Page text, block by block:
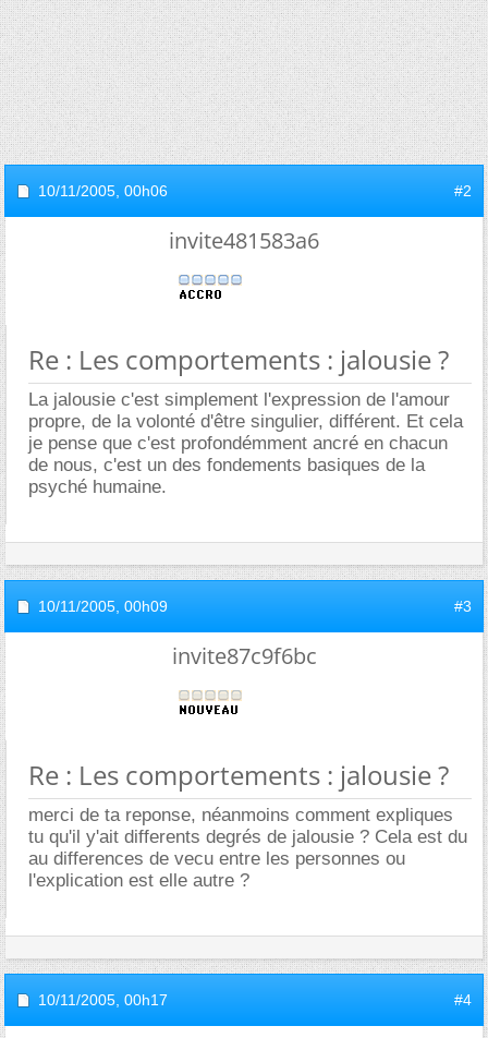
10/11/2005, 00h06 #2
invite481583a6
Re : Les comportements : jalousie ?
La jalousie c'est simplement l'expression de l'amour
propre, de la volonté d'être singulier, différent. Et cela
je pense que c'est profondémment ancré en chacun
de nous, c'est un des fondements basiques de la
psyché humaine.
10/11/2005, 00h09 #3
invite87c9f6bc
Re : Les comportements : jalousie ?
merci de ta reponse, néanmoins comment expliques
tu qu'il y'ait differents degrés de jalousie ? Cela est du
au differences de vecu entre les personnes ou
l'explication est elle autre ?
10/11/2005, 00h17 #4